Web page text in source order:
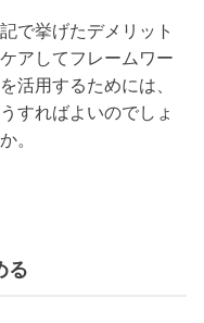
記で挙げたデメリット
アしてフレームワー
活用するためには、
すればよいのでしょ
。
る